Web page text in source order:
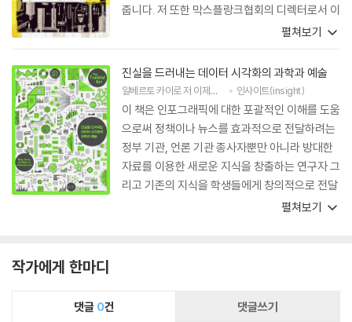
줍니다. 저 또한 막스플랑크협회의 디렉터로서 이
러한 전통의 힘을 실감하고 있습니다. 막스플랑크
게는 낯선 이름일지도 모릅니다. 이 책은 막스플
랑크협회를 비롯한 세계 연구소의 역사를 한국의
독자들에게 생생하고 흥미롭게 전해줍니다. 한국
인으로서 막스플랑크협회의 연구를 이끄는 저로
서는 무척이나 반가운 책입니다. 이 책이 전하는
막스플랑크협회의 경험이 한국 과학의 발전에 소
중한 영감을 주기를 기대합니다.
펼쳐보기
진실을 드러내는 데이터 시각화의 과학과 예술
알베르토 카이로저 이제원 역강규영감수
인사이트(insight)
이 책은 인포그래픽에 대한 포괄적인 이해를 도움
으로써 정책이나 뉴스를 효과적으로 전달하려는
정부 기관, 언론 기관 종사자뿐만 아니라 방대한
자료를 이용한 새로운 지식을 창출하는 연구자 그
리고 기존의 지식을 학생들에게 창의적으로 전달
하기 위한 교육자들에게 특히 유용하다.펼쳐보기
작가에게 한마디
댓글 0건 댓글쓰기